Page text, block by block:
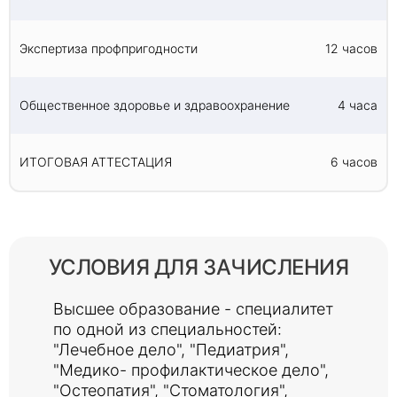
Экспертиза профпригодности 12 часов
Общественное здоровье и здравоохранение 4 часа
ИТОГОВАЯ АТТЕСТАЦИЯ 6 часов
УСЛОВИЯ ДЛЯ ЗАЧИСЛЕНИЯ
Высшее образование - специалитет
по одной из специальностей:
"Лечебное дело", "Педиатрия",
"Медико- профилактическое дело",
"Остеопатия", "Стоматология",